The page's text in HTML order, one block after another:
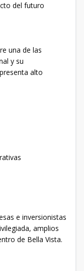
del futuro
una de las
y su
alto
e inversionistas
amplios
de Bella Vista.